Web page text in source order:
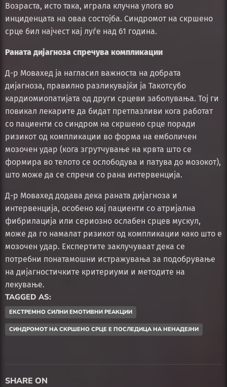
Возраста, исто така, играла клучна улога во
инциденцата на оваа состојба. Синдромот на скршено
срце бил најчест кај луѓе над 61 година.
Раната дијагноза спречува компликации
Д-р Мовахед ја нагласил важноста на добрата
дијагноза, правилно разликувајќи ја Такотсубо
кардиомиопатијата од други срцеви заболувања. Тој ги
повикал лекарите да бидат претпазливи кога работат
со пациенти со синдром на скршено срце поради
ризикот од компликации во форма на емболичен
мозочен удар (кога згрутчување на крвта што се
формира во телото се ослободува и патува до мозокот),
што може да се спречи со рана интервенција.
Д-р Мовахед додава дека раната дијагноза и
интервенција, особено кај пациенти со атријална
фибрилација или сериозно ослабен срцев мускул,
може да го намалат ризикот од компликации како што е
мозочен удар. Експертите заклучуваат дека се
потребни понатамошни истражувања за подобрување
на дијагностичките критериуми и методите на
лекување.
TAGGED AS:
ЕКСТРЕМНО СИЛНИ ЕМОТИВНИ РЕАКЦИИ
СИНДРОМОТ НА СКРШЕНО СРЦЕ Е ПОСЛЕДИЦА НА НЕНАДЕЈНИ
SHARE ON